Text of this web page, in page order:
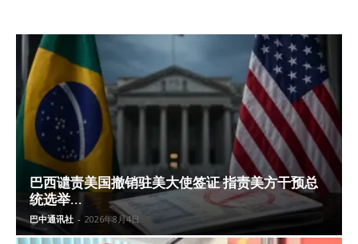
巴西谴责美国撤销驻美大使签证 指责美方干预总
统选举...
巴中通讯社 - 2026年8月4日